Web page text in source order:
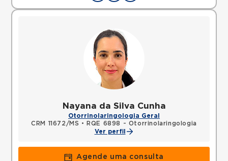
Nayana da Silva Cunha
Otorrinolaringologia Geral
CRM 11672/MS •
RQE 6898 - Otorrinolaringologia
Ver perfil
Agende uma consulta